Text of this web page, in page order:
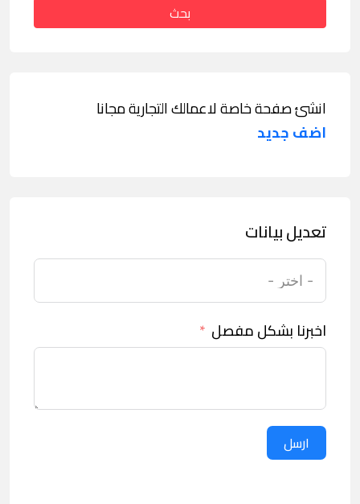
بحث
انشئ صفحة خاصة لاعمالك التجارية مجانا
اضف جديد
تعديل بيانات
اخبرنا بشكل مفصل
ارسل